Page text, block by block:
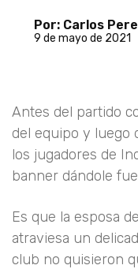
Por: Carlos
9 de mayo de 2021
Antes del partido
del equipo y luego
los jugadores de
banner dándole
Es que la esposa
atraviesa un
club no quisieron